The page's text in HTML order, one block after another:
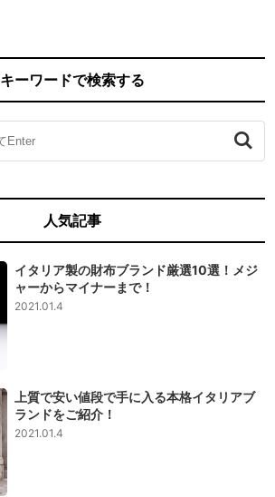
キーワードで検索する
人気記事
イタリア製の財布ブランド厳選10選！メジ
ャーからマイナーまで！
2021.01.4
上質で安い値段で手に入る本格イタリアブ
ランドをご紹介！
2021.01.4